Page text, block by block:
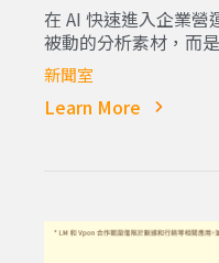
在 AI 快速進入企業營
被動的分析素材，而
新聞室
Learn More